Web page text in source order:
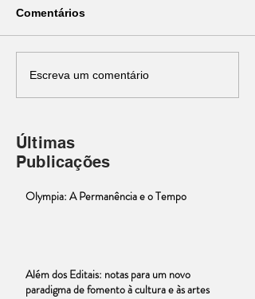
Comentários
Escreva um comentário
Olympia: A Permanência e o Tempo
Além dos Editais: notas para um novo
paradigma de fomento à cultura e às artes
Últimas
Publicações